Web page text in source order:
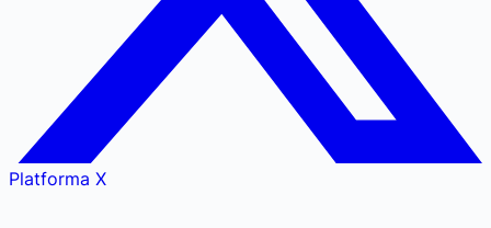
Platforma X